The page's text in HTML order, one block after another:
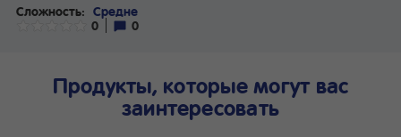
Сложность: Средне
0
0
Продукты, которые могут вас
заинтересовать